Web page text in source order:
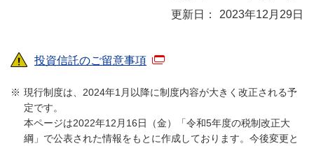
2023年12月29日
投資信託のご留意事項
現行制度は、2024年1月以降に制度内容が大きく改正される予
定です。
本ページは2022年12月16日（金）「令和5年度の税制改正大
綱」で公表された情報をもとに作成しております。今後変更と